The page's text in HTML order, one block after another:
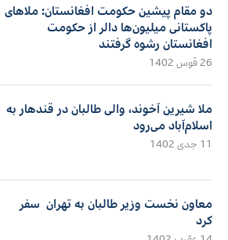
دو مقام پیشین حکومت افغانستان: ملاهای
پاکستانی میلیون‌ها دالر از حکومت
افغانستان رشوه گرفتند
26 قوس 1402
ملا شیرین آخوند، والی طالبان در قندهار به
اسلام‌آباد می‌رود
11 جدی 1402
معاون نخست وزیر طالبان به تهران سفر
کرد